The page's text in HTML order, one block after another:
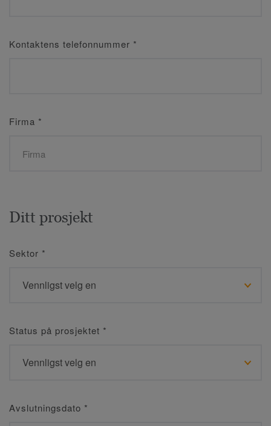
Kontaktens telefonnummer *
Firma *
Ditt prosjekt
Sektor *
Status på prosjektet *
Avslutningsdato *